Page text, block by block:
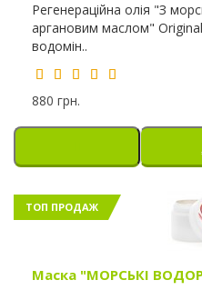
Регенераційна олія "З
аргановим маслом"
водомін..
880 грн.
ТОП ПРОДАЖ
Маска "МОРСЬКІ